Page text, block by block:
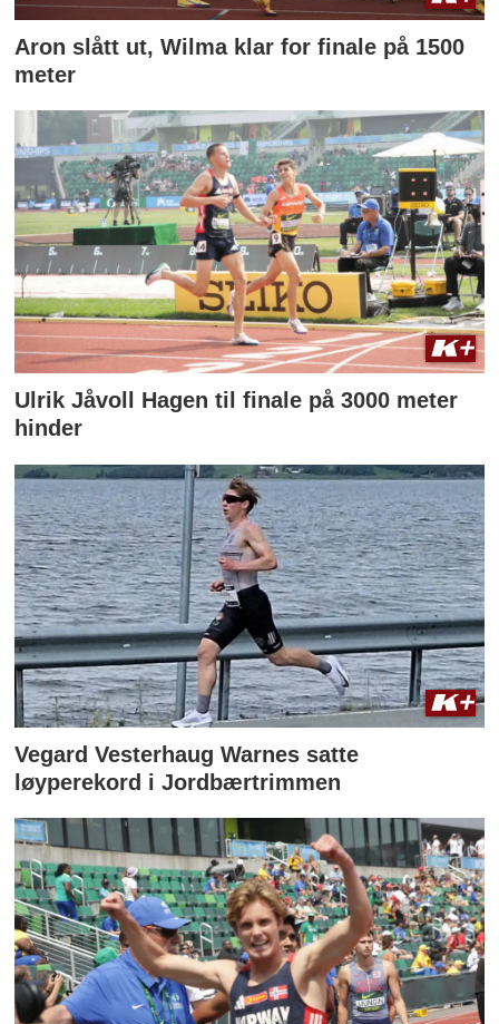
Aron slått ut, Wilma klar for finale på 1500
meter
Ulrik Jåvoll Hagen til finale på 3000 meter
hinder
Vegard Vesterhaug Warnes satte
løyperekord i Jordbærtrimmen